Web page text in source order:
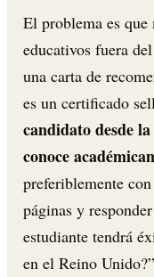
El problema es que
educativos fuera
una carta de
es un certificado
candidato desde
conoce
preferiblemente
páginas y
estudiante tendrá
en el Reino Unido?”